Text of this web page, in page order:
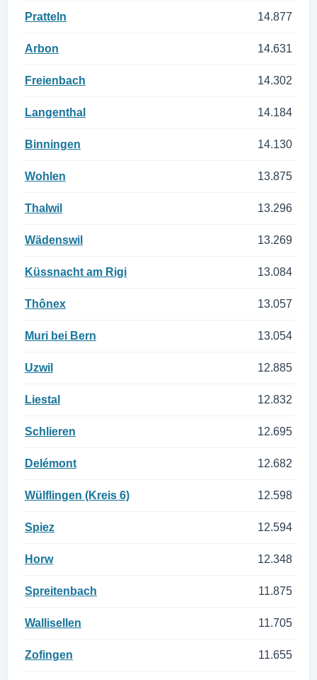
Pratteln 14.877
Arbon 14.631
Freienbach 14.302
Langenthal 14.184
Binningen 14.130
Wohlen 13.875
Thalwil 13.296
Wädenswil 13.269
Küssnacht am Rigi 13.084
Thônex 13.057
Muri bei Bern 13.054
Uzwil 12.885
Liestal 12.832
Schlieren 12.695
Delémont 12.682
Wülflingen (Kreis 6) 12.598
Spiez 12.594
Horw 12.348
Spreitenbach 11.875
Wallisellen 11.705
Zofingen 11.655